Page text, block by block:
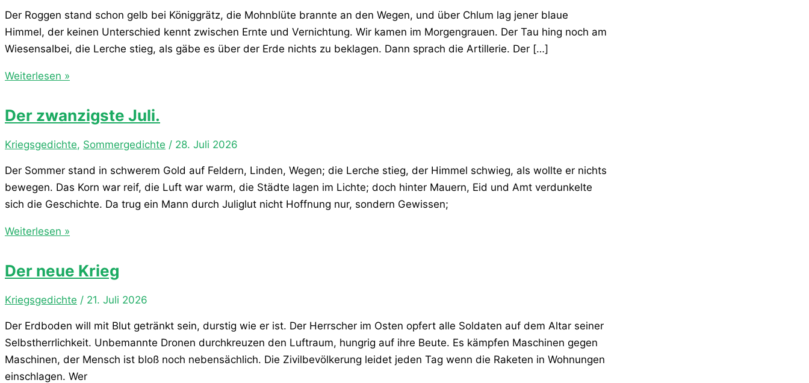
Der Roggen stand schon gelb bei Königgrätz, die Mohnblüte brannte an den Wegen, und über Chlum lag jener blaue
Himmel, der keinen Unterschied kennt zwischen Ernte und Vernichtung. Wir kamen im Morgengrauen. Der Tau hing noch am
Wiesensalbei, die Lerche stieg, als gäbe es über der Erde nichts zu beklagen. Dann sprach die Artillerie. Der […]
Sommerbericht
Böhmen
von
1866.
Weiterlesen »
Der zwanzigste Juli.
Kriegsgedichte, Sommergedichte / 28. Juli 2026
Der Sommer stand in schwerem Gold auf Feldern, Linden, Wegen; die Lerche stieg, der Himmel schwieg, als wollte er nichts
bewegen. Das Korn war reif, die Luft war warm, die Städte lagen im Lichte; doch hinter Mauern, Eid und Amt verdunkelte
sich die Geschichte. Da trug ein Mann durch Juliglut nicht Hoffnung nur, sondern Gewissen;
Der
Juli.
Weiterlesen »
Der neue Krieg
Kriegsgedichte / 21. Juli 2026
Der Erdboden will mit Blut getränkt sein, durstig wie er ist. Der Herrscher im Osten opfert alle Soldaten auf dem Altar seiner
Selbstherrlichkeit. Unbemannte Dronen durchkreuzen den Luftraum, hungrig auf ihre Beute. Es kämpfen Maschinen gegen
Maschinen, der Mensch ist bloß noch nebensächlich. Die Zivilbevölkerung leidet jeden Tag wenn die Raketen in Wohnungen
einschlagen. Wer